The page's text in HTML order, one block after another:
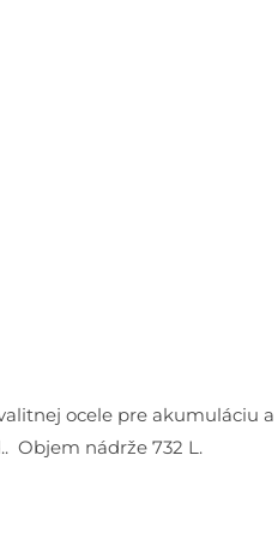
ocele pre akumuláciu
Objem nádrže 732 L.